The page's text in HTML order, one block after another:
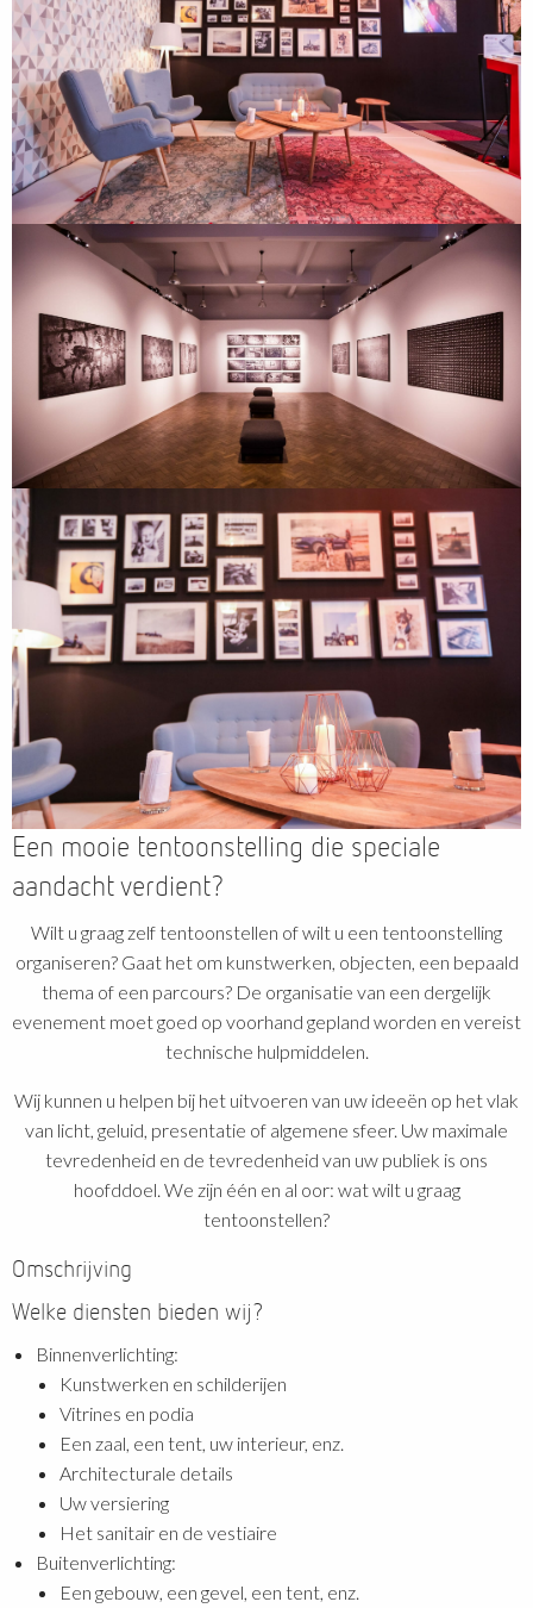
Een mooie tentoonstelling die speciale
aandacht verdient?
Wilt u graag zelf tentoonstellen of wilt u een tentoonstelling
organiseren? Gaat het om kunstwerken, objecten, een bepaald
thema of een parcours? De organisatie van een dergelijk
evenement moet goed op voorhand gepland worden en vereist
technische hulpmiddelen.
Wij kunnen u helpen bij het uitvoeren van uw ideeën op het vlak
van licht, geluid, presentatie of algemene sfeer. Uw maximale
tevredenheid en de tevredenheid van uw publiek is ons
hoofddoel. We zijn één en al oor: wat wilt u graag
tentoonstellen?
Omschrijving
Welke diensten bieden wij?
Binnenverlichting:
Kunstwerken en schilderijen
Vitrines en podia
Een zaal, een tent, uw interieur, enz.
Architecturale details
Uw versiering
Het sanitair en de vestiaire
Buitenverlichting:
Een gebouw, een gevel, een tent, enz.